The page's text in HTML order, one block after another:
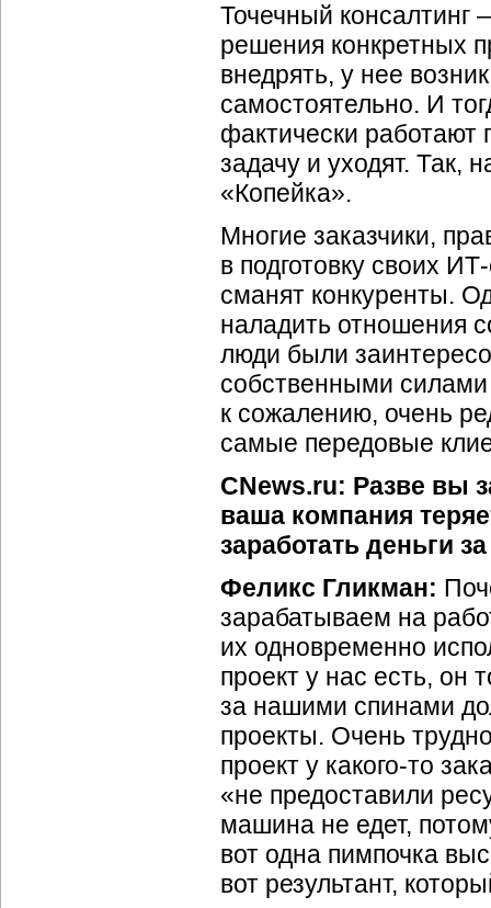
Точечный консалтинг
решения конкретных
внедрять, у нее
самостоятельно. И
фактически работают
задачу и уходят. Так,
«Копейка».
Многие заказчики,
в подготовку своих
сманят конкуренты.
наладить отношения
люди были
собственными
к сожалению, очень
самые передовые
CNews.ru: Разве вы
ваша компания
заработать деньги
Феликс Гликман:
зарабатываем на
их одновременно
проект у нас есть,
за нашими спинами
проекты. Очень
проект у какого-то
«не предоставили
машина не едет,
вот одна пимпочка
вот результант,